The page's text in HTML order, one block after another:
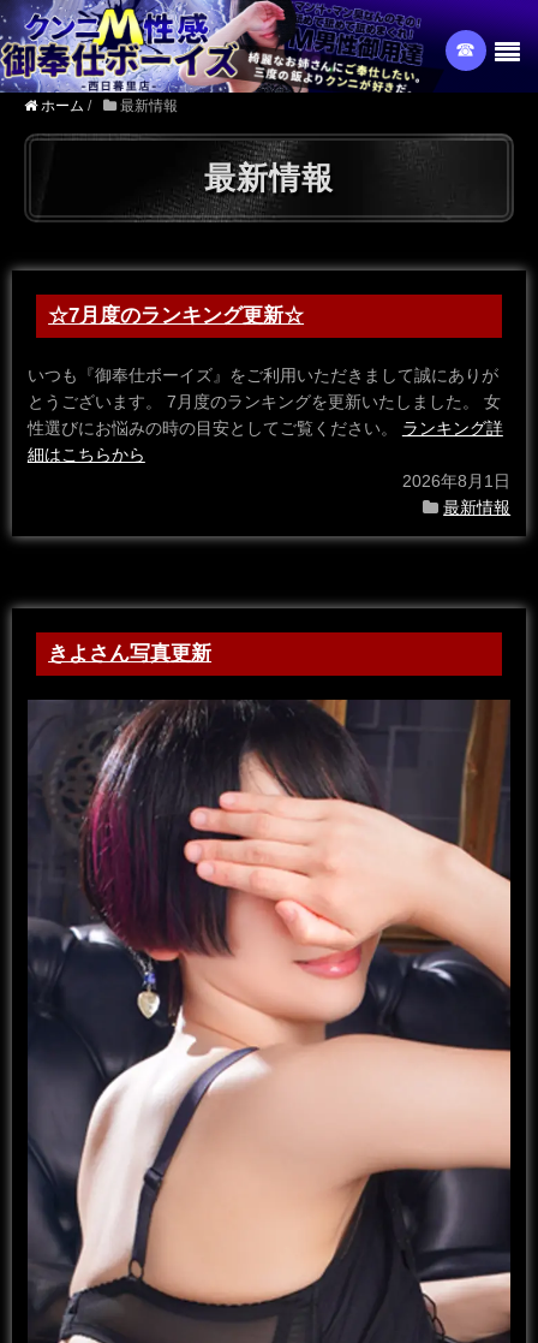
☎︎
ホーム / 最新情報
最新情報
☆7月度のランキング更新☆
いつも『御奉仕ボーイズ』をご利用いただきまして誠にありが
とうございます。 7月度のランキングを更新いたしました。 女
性選びにお悩みの時の目安としてご覧ください。 ランキング詳
細はこちらから
2026年8月1日
最新情報
きよさん写真更新